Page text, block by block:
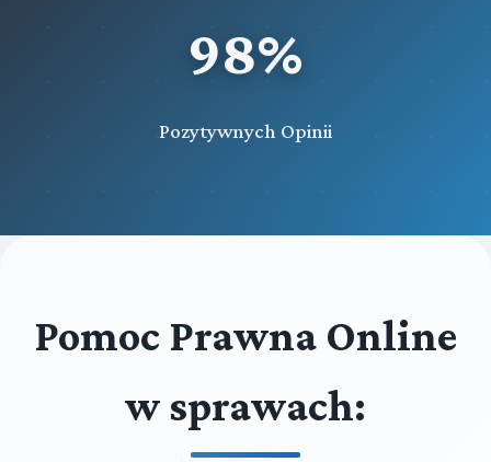
98%
Pozytywnych Opinii
Pomoc Prawna Online
w sprawach: